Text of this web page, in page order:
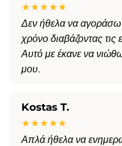
★★★★★
Δεν ήθελα να
χρόνο διαβάζοντας
Αυτό με έκανε να
μου.
Kostas T.
★★★★★
Απλά ήθελα να